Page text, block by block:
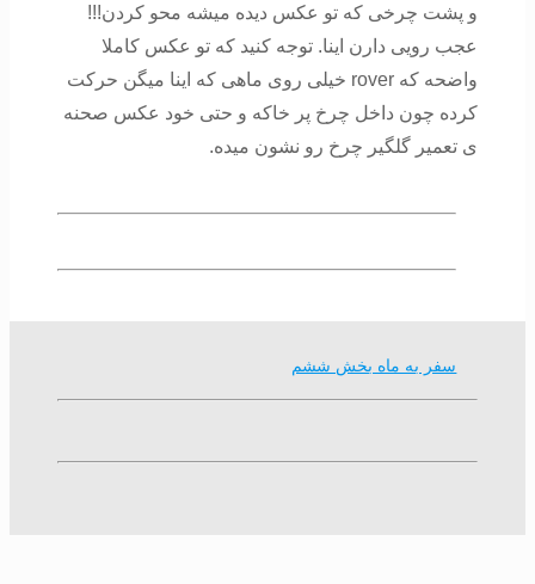
و پشت چرخی که تو عکس دیده میشه محو کردن!!!
عجب رویی دارن اینا. توجه کنید که تو عکس کاملا
واضحه که rover خیلی روی ماهی که اینا میگن حرکت
کرده چون داخل چرخ پر خاکه و حتی خود عکس صحنه
ی تعمیر گلگیر چرخ رو نشون میده.
سفر به ماه بخش ششم